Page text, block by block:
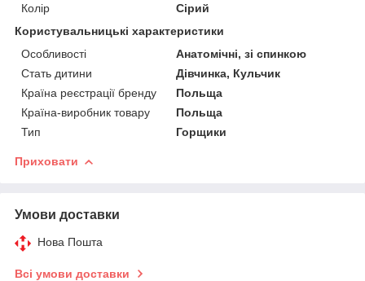
Колір
Сірий
Користувальницькі характеристики
Особливості
Анатомічні, зі спинкою
Стать дитини
Дівчинка, Кульчик
Країна реєстрації бренду
Польща
Країна-виробник товару
Польща
Тип
Горщики
Приховати
Умови доставки
Нова Пошта
Всі умови доставки